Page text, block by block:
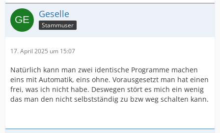
Geselle
Stammuser
17. April 2025 um 15:07
Natürlich kann man zwei identische Programme machen
eins mit Automatik, eins ohne. Vorausgesetzt man hat einen
frei, was ich nicht habe. Deswegen stört es mich ein wenig
das man den nicht selbstständig zu bzw weg schalten kann.